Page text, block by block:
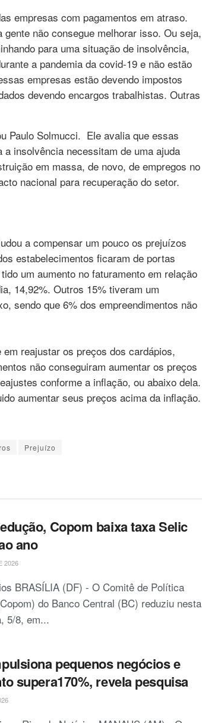
empresas com pagamentos em atraso.
não consegue melhorar isso. Ou seja,
para uma situação de insolvência,
a pandemia da covid-19 e não estão
empresas estão devendo impostos
devendo encargos trabalhistas. Outras
Paulo Solmucci. Ele avalia que essas
insolvência necessitam de uma ajuda
em massa, de novo, de empregos no
nacional para recuperação do setor.
a compensar um pouco os prejuízos
estabelecimentos ficaram de portas
um aumento no faturamento em relação
14,92%. Outros 15% tiveram um
sendo que 6% dos empreendimentos não
reajustar os preços dos cardápios,
não conseguiram aumentar os preços
conforme a inflação, ou abaixo dela.
aumentar seus preços acima da inflação.
Prejuízo
Copom baixa taxa Selic
ano
2026
BRASÍLIA (DF) - O Comitê de Política
do Banco Central (BC) reduziu nesta
5/8, em...
pequenos negócios e
supera170%, revela pesquisa